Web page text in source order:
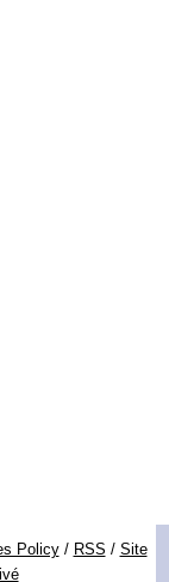
Policy/ RSS / Site